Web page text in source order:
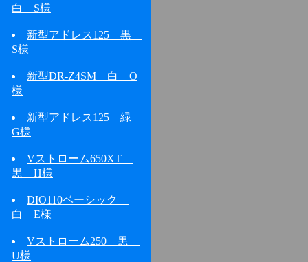
白 S様
新型アドレス125 黒
S様
新型DR-Z4SM 白 O
様
新型アドレス125 緑
G様
Vストローム650XT
黒 H様
DIO110ベーシック
白 E様
Vストローム250 黒
U様